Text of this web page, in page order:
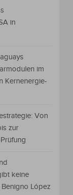
in
im
Kernenergie-
Von
zur
keine
López